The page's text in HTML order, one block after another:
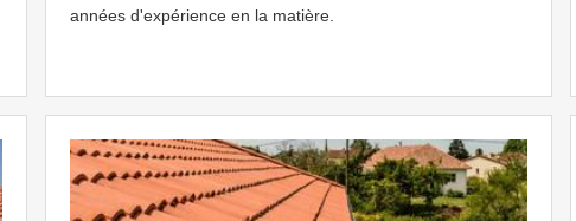
années d'expérience en la matière.